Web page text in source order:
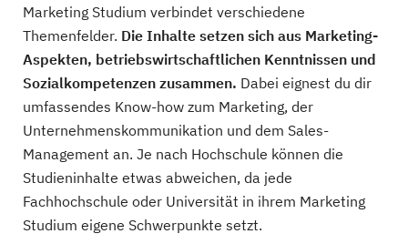
Marketing Studium verbindet verschiedene
Themenfelder. Die Inhalte setzen sich aus Marketing-
Aspekten, betriebswirtschaftlichen Kenntnissen und
Sozialkompetenzen zusammen. Dabei eignest du dir
umfassendes Know-how zum Marketing, der
Unternehmenskommunikation und dem Sales-
Management an. Je nach Hochschule können die
Studieninhalte etwas abweichen, da jede
Fachhochschule oder Universität in ihrem Marketing
Studium eigene Schwerpunkte setzt.